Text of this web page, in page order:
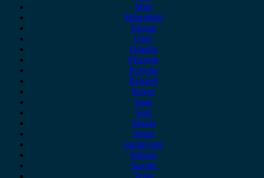
Mini
Mitsubishi
Nissan
Opel
Omoda
Peugeot
Porsche
Renault
Rover
Saab
Seat
Skoda
Smart
ssangyong
Subaru
Suzuki
Tesla